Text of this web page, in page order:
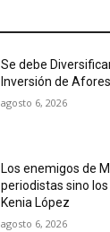
Se debe
Inversión de
agosto 6, 2026
Los enemigos de
periodistas sino
Kenia López
agosto 6, 2026